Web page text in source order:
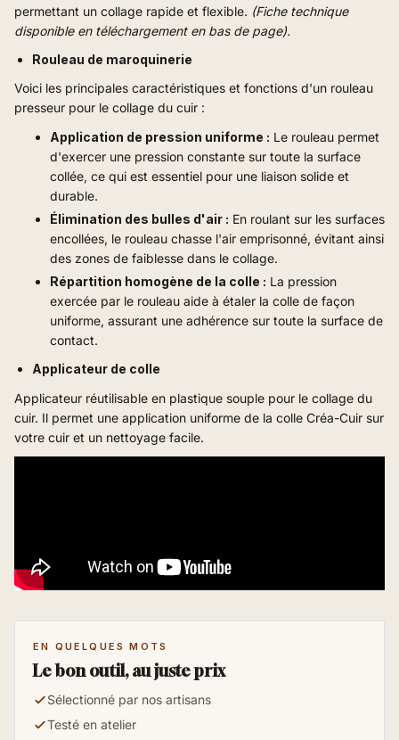
permettant un collage rapide et flexible. (Fiche technique
disponible en téléchargement en bas de page).
Rouleau de maroquinerie
Voici les principales caractéristiques et fonctions d'un rouleau
presseur pour le collage du cuir :
Application de pression uniforme : Le rouleau permet
d'exercer une pression constante sur toute la surface
collée, ce qui est essentiel pour une liaison solide et
durable.
Élimination des bulles d'air : En roulant sur les surfaces
encollées, le rouleau chasse l'air emprisonné, évitant ainsi
des zones de faiblesse dans le collage.
Répartition homogène de la colle : La pression
exercée par le rouleau aide à étaler la colle de façon
uniforme, assurant une adhérence sur toute la surface de
contact.
Applicateur de colle
Applicateur réutilisable en plastique souple pour le collage du
cuir. Il permet une application uniforme de la colle Créa-Cuir sur
votre cuir et un nettoyage facile.
EN QUELQUES MOTS
Le bon outil, au juste prix
Sélectionné par nos artisans
Testé en atelier